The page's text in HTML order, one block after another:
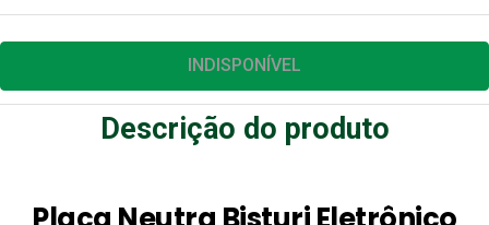
INDISPONÍVEL
Descrição do produto